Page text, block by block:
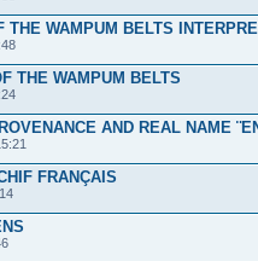
THE WAMPUM BELTS
THE WAMPUM BELTS
AND REAL NAME
FRANÇAIS